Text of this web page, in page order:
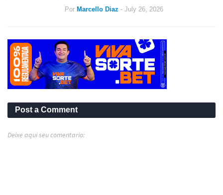
Por Marcello Diaz - July 26, 2026
Post a Comment
Deixe aqui seu comentario: